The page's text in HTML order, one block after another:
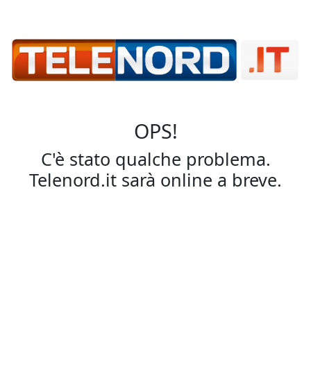
OPS!
C'è stato qualche problema.
Telenord.it sarà online a breve.